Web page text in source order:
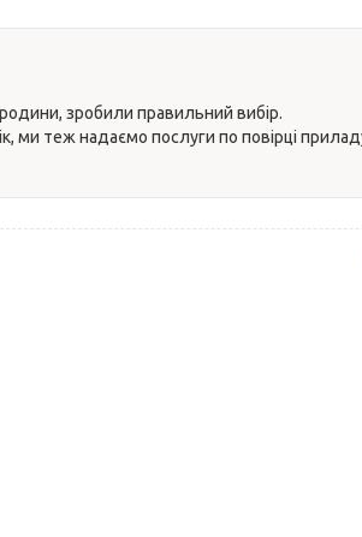
зробили правильний вибір.
ми теж надаємо послуги по повірці